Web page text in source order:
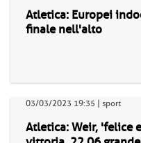
Atletica: Europei
finale nell'alto
03/03/2023 19:35 | sport
Atletica: Weir, 'felice